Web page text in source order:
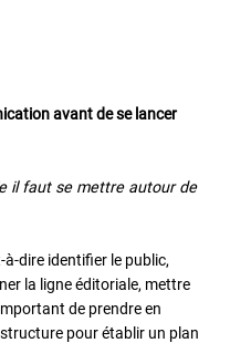
avant de se lancer
il faut se mettre autour de
à-dire identifier le public,
la ligne éditoriale, mettre
de prendre en
pour établir un plan